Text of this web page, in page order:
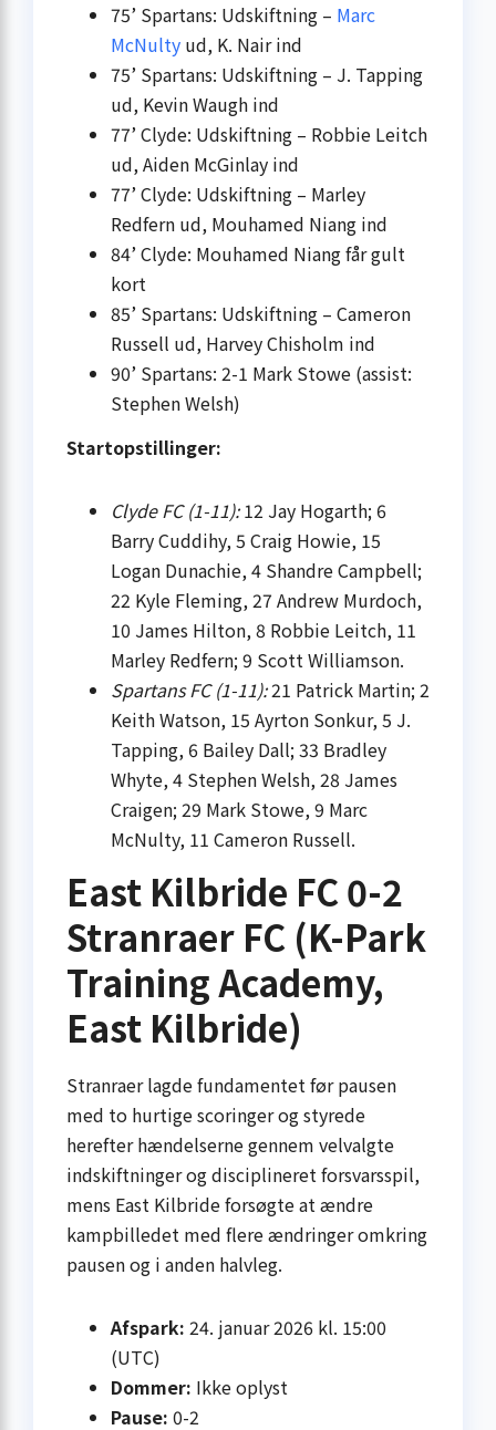
75’ Spartans: Udskiftning – Marc
McNulty ud, K. Nair ind
75’ Spartans: Udskiftning – J. Tapping
ud, Kevin Waugh ind
77’ Clyde: Udskiftning – Robbie Leitch
ud, Aiden McGinlay ind
77’ Clyde: Udskiftning – Marley
Redfern ud, Mouhamed Niang ind
84’ Clyde: Mouhamed Niang får gult
kort
85’ Spartans: Udskiftning – Cameron
Russell ud, Harvey Chisholm ind
90’ Spartans: 2-1 Mark Stowe (assist:
Stephen Welsh)
Startopstillinger:
Clyde FC (1-11):12 Jay Hogarth; 6
Barry Cuddihy, 5 Craig Howie, 15
Logan Dunachie, 4 Shandre Campbell;
22 Kyle Fleming, 27 Andrew Murdoch,
10 James Hilton, 8 Robbie Leitch, 11
Marley Redfern; 9 Scott Williamson.
Spartans FC (1-11):21 Patrick Martin; 2
Keith Watson, 15 Ayrton Sonkur, 5 J.
Tapping, 6 Bailey Dall; 33 Bradley
Whyte, 4 Stephen Welsh, 28 James
Craigen; 29 Mark Stowe, 9 Marc
McNulty, 11 Cameron Russell.
East Kilbride FC 0-2
Stranraer FC (K-Park
Training Academy,
East Kilbride)
Stranraer lagde fundamentet før pausen
med to hurtige scoringer og styrede
herefter hændelserne gennem velvalgte
indskiftninger og disciplineret forsvarsspil,
mens East Kilbride forsøgte at ændre
kampbilledet med flere ændringer omkring
pausen og i anden halvleg.
Afspark: 24. januar 2026 kl. 15:00
(UTC)
Dommer: Ikke oplyst
Pause: 0-2